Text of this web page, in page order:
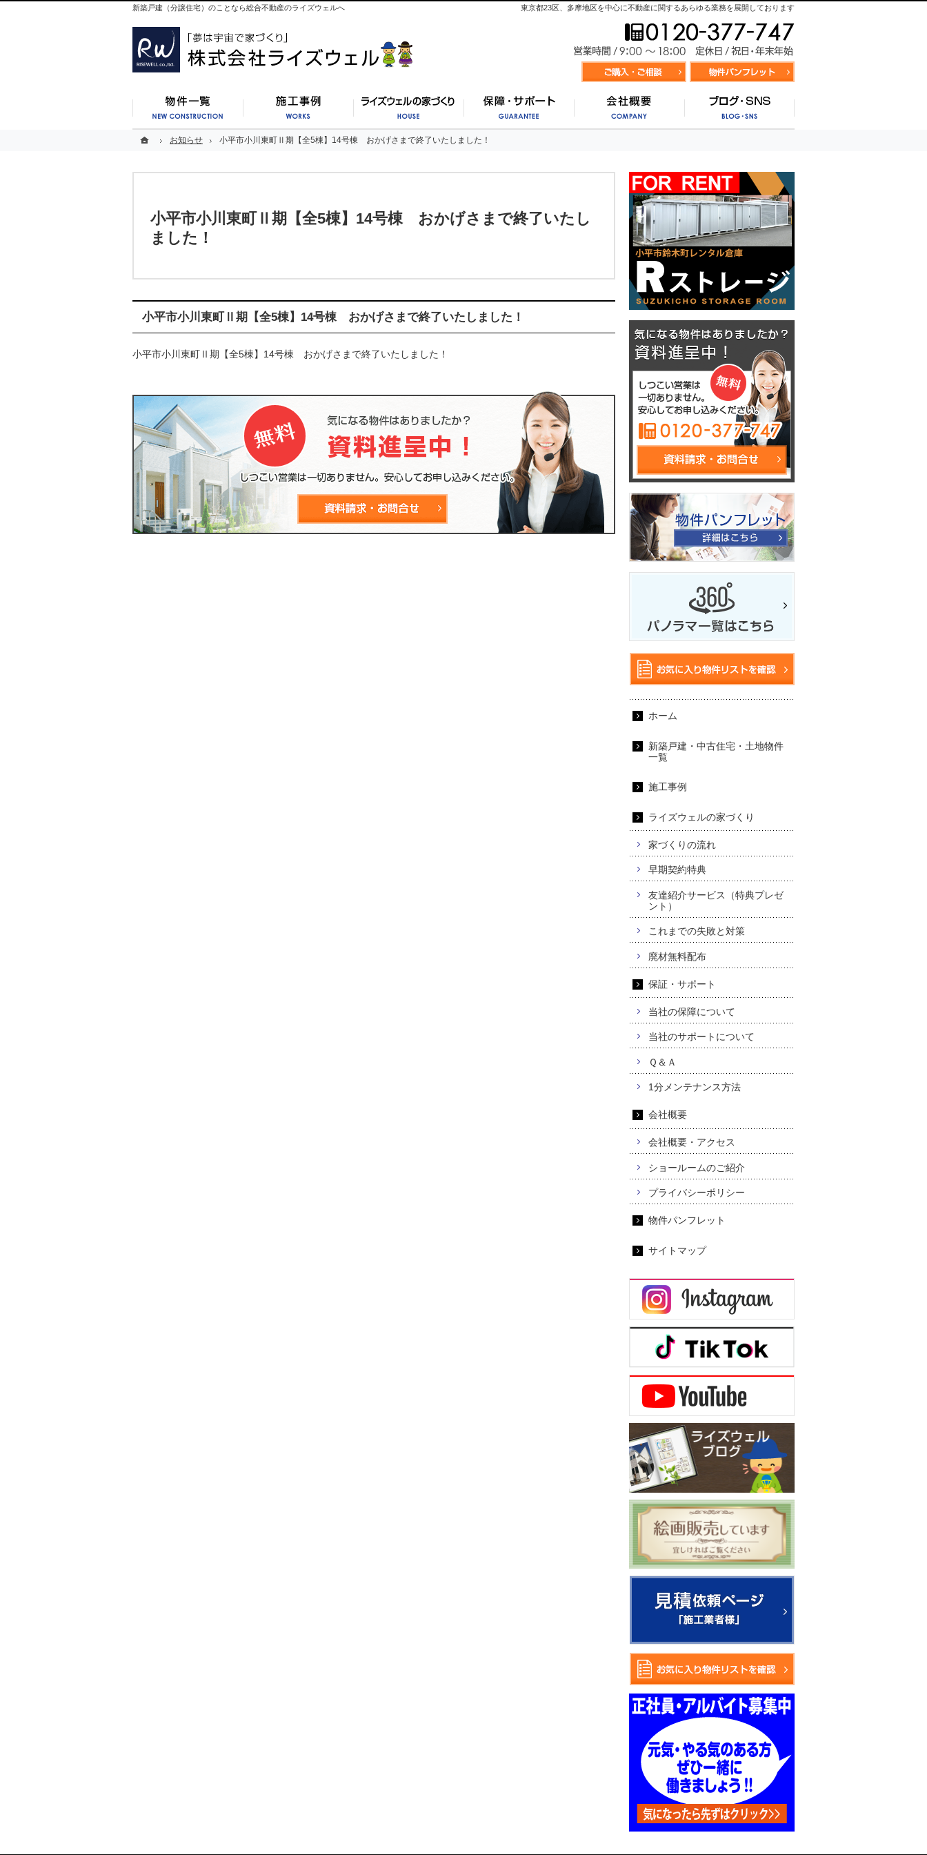
ホームお知らせ 小平市小川東町Ⅱ期【全5棟】14号棟 おかげさまで終了いたしました！
小平市小川東町Ⅱ期【全5棟】14号棟 おかげさまで終了いたし
ました！
東京都23区、多摩地区を中心に不動産に関するあらゆる業務を展開しております
新築戸建（分譲住宅）のことなら総合不動産のライズウェルへ
小平市小川東町Ⅱ期【全5棟】14号棟 おかげさまで終了いたしました！
小平市小川東町Ⅱ期【全5棟】14号棟 おかげさまで終了いたしました！
ホーム
新築戸建・中古住宅・土地物件
一覧
施工事例
ライズウェルの家づくり
家づくりの流れ
早期契約特典
友達紹介サービス（特典プレゼ
ント）
これまでの失敗と対策
廃材無料配布
保証・サポート
当社の保障について
当社のサポートについて
Ｑ＆Ａ
1分メンテナンス方法
会社概要
会社概要・アクセス
ショールームのご紹介
プライバシーポリシー
物件パンフレット
サイトマップ
資料請求・お問合せ
ホームお知らせ 小平市小川東町Ⅱ期【全5棟】14号棟 おかげさまで終了いたしました！